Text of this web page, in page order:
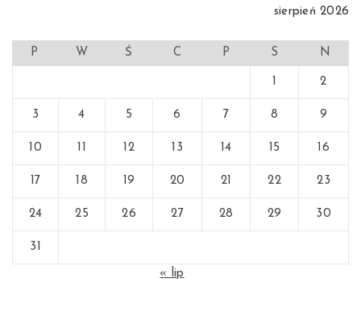
sierpień 2026
P W Ś C P S N
1 2
3 4 5 6 7 8 9
10 11 12 13 14 15 16
17 18 19 20 21 22 23
24 25 26 27 28 29 30
31
« lip